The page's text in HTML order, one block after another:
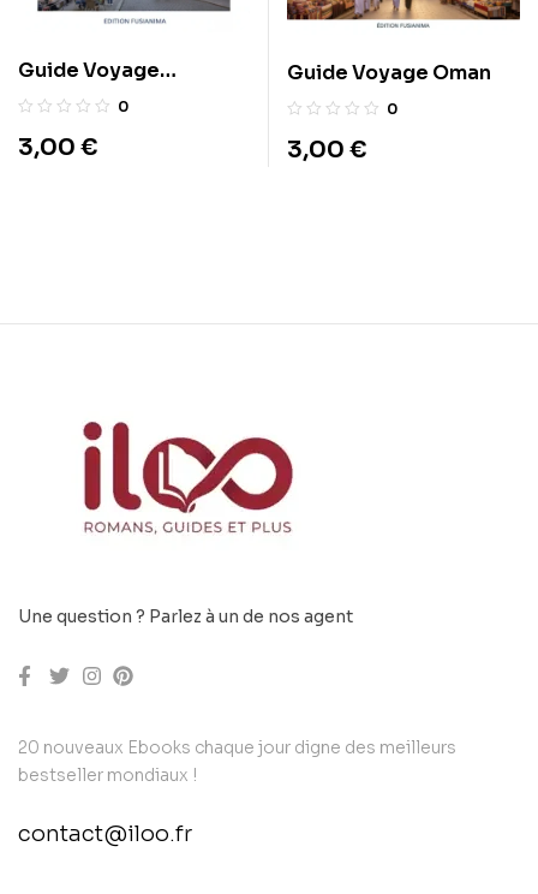
Guide Voyage
Autriche
0
3,00 €
Guide Voyage Oman
0
3,00 €
Une question ? Parlez à un de nos agent
20 nouveaux Ebooks chaque jour digne des meilleurs
bestseller mondiaux !
contact@iloo.fr